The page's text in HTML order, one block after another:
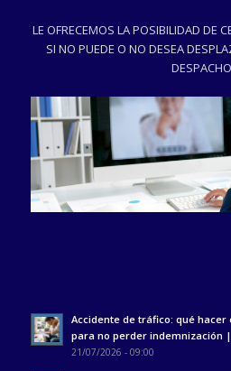
LE OFRECEMOS LA POSIBILIDAD DE
SI NO PUEDE O NO DESEA
DESPACHO
Accidente de tráfico: qué hacer
para no perder indemnización
21/07/2026 - 09:00